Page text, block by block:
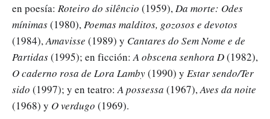
en poesía: Roteiro do silêncio (1959),Da morte: Odes
mínimas(1980),Poemas malditos, gozosos e devotos
(1984),Amavisse (1989) y Cantares do Sem Nome e de
Partidas(1995); en ficción:A obscena senhora D(1982),
O caderno rosa de Lora Lamby(1990) y Estar sendo/Ter
sido (1997); y en teatro:A possessa (1967),Aves da noite
(1968) y O verdugo (1969).